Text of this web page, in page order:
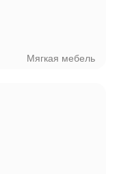
Мягкая мебель